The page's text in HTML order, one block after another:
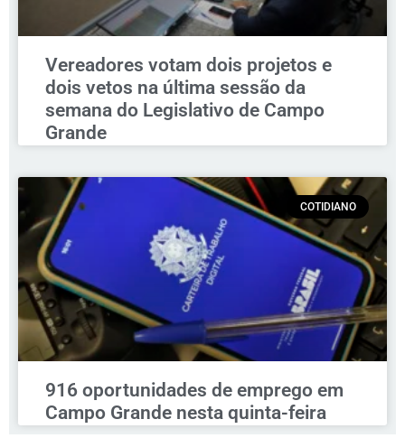
Vereadores votam dois projetos e
dois vetos na última sessão da
semana do Legislativo de Campo
Grande
COTIDIANO
916 oportunidades de emprego em
Campo Grande nesta quinta-feira